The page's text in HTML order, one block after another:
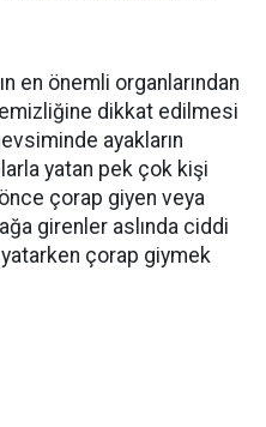
en önemli organlarından
dikkat edilmesi
ayakların
yatan pek çok kişi
çorap giyen veya
girenler aslında ciddi
çorap giymek